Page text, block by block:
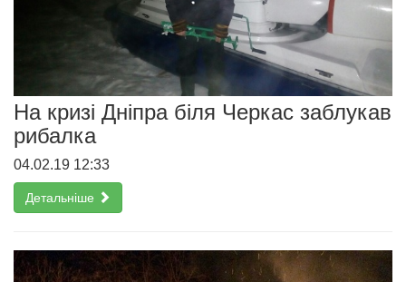
На кризі Дніпра біля Черкас заблукав
рибалка
04.02.19 12:33
Детальніше